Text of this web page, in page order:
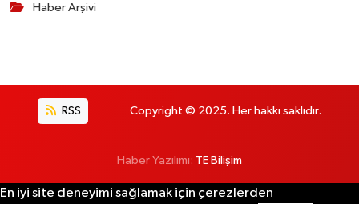
Haber Arşivi
RSS Copyright © 2025. Her hakkı saklıdır.
Haber Yazılımı: TE Bilişim
En iyi site deneyimi sağlamak için çerezlerden